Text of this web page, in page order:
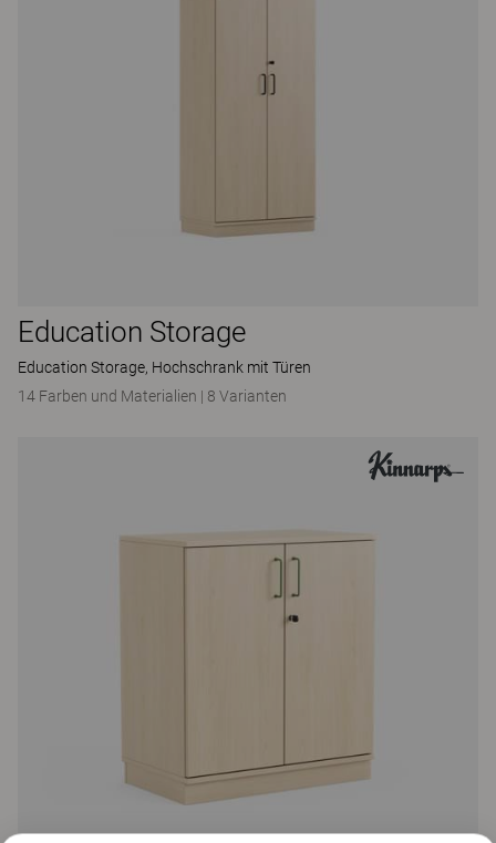
Education Storage
Education Storage, Hochschrank mit Türen
14 Farben und Materialien | 8 Varianten